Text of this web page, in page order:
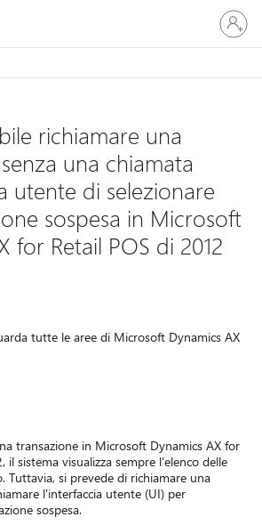
Accedi
con
il
account
richiamare una
una chiamata
utente di selezionare
sospesa in Microsoft
for Retail POS di 2012
tutte le aree di Microsoft Dynamics AX
transazione in Microsoft Dynamics AX for
il sistema visualizza sempre l'elenco delle
Tuttavia, si prevede di richiamare una
l'interfaccia utente (UI) per
sospesa.